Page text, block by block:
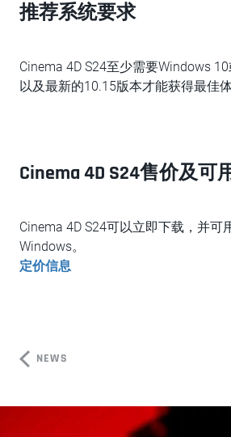
推荐系统要求
Cinema 4D S24至少需要Windows 10
以及最新的10.15版本才能获得最佳体
Cinema 4D S24售价及可
Cinema 4D S24可以立即下载，并可
Windows。
定价信息
NEWS